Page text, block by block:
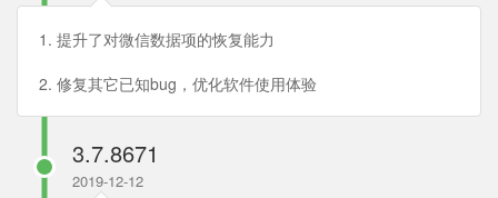
1. 提升了对微信数据项的恢复能力
2. 修复其它已知bug，优化软件使用体验
3.7.8671
2019-12-12